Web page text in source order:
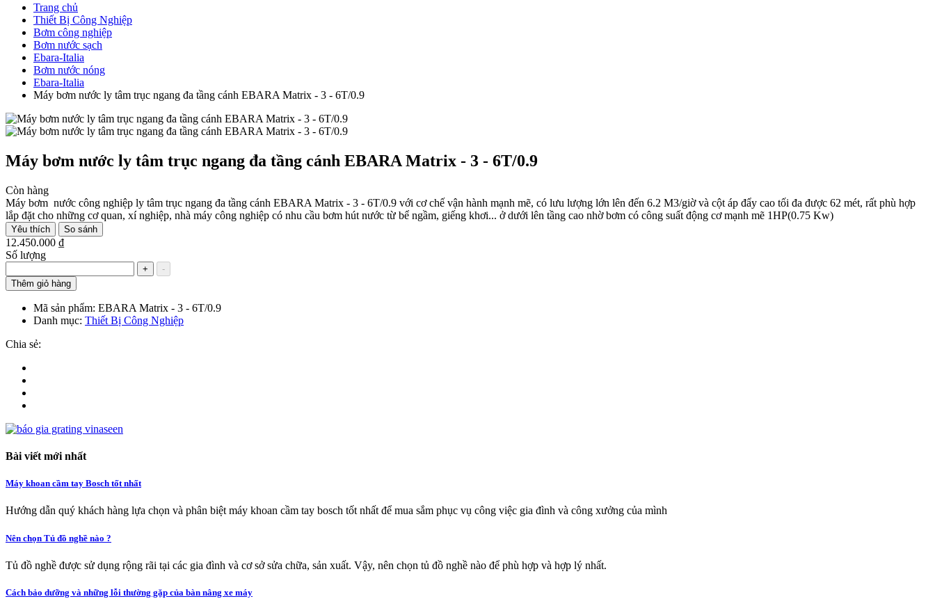
Trang chủ
Thiết Bị Công Nghiệp
Bơm công nghiệp
Bơm nước sạch
Ebara-Italia
Bơm nước nóng
Ebara-Italia
Máy bơm nước ly tâm trục ngang đa tầng cánh EBARA Matrix - 3 - 6T/0.9
Máy bơm nước ly tâm trục ngang đa tầng cánh EBARA Matrix - 3 - 6T/0.9
Còn hàng
Máy bơm nước công nghiệp ly tâm trục ngang đa tầng cánh EBARA Matrix - 3 - 6T/0.9 với cơ chế vận hành mạnh mẽ, có lưu lượng lớn lên đến 6.2 M3/giờ và cột áp đẩy cao tối đa được 62 mét, rất phù hợp
lắp đặt cho những cơ quan, xí nghiệp, nhà máy công nghiệp có nhu cầu bơm hút nước từ bể ngầm, giếng khơi... ở dưới lên tầng cao nhờ bơm có công suất động cơ mạnh mẽ 1HP(0.75 Kw)
Yêu thích So sánh
12.450.000 ₫
Số lượng
+
-
Thêm giỏ hàng
Mã sản phẩm: EBARA Matrix - 3 - 6T/0.9
Danh mục: Thiết Bị Công Nghiệp
Chia sẻ:
Bài viết mới nhất
Máy khoan cầm tay Bosch tốt nhất
Hướng dẫn quý khách hàng lựa chọn và phân biệt máy khoan cầm tay bosch tốt nhất để mua sắm phục vụ công việc gia đình và công xưởng của mình
Nên chọn Tủ đồ nghề nào ?
Tủ đồ nghề được sử dụng rộng rãi tại các gia đình và cơ sở sửa chữa, sản xuất. Vậy, nên chọn tủ đồ nghề nào để phù hợp và hợp lý nhất.
Cách bảo dưỡng và những lỗi thường gặp của bàn nâng xe máy